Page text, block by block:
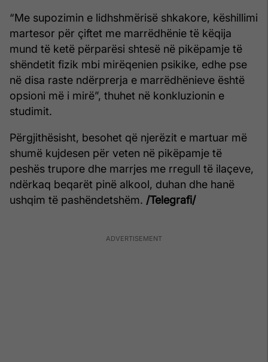
“Me supozimin e lidhshmërisë shkakore, këshillimi
martesor për çiftet me marrëdhënie të këqija
mund të ketë përparësi shtesë në pikëpamje të
shëndetit fizik mbi mirëqenien psikike, edhe pse
në disa raste ndërprerja e marrëdhënieve është
opsioni më i mirë”, thuhet në konkluzionin e
studimit.
Përgjithësisht, besohet që njerëzit e martuar më
shumë kujdesen për veten në pikëpamje të
peshës trupore dhe marrjes me rregull të ilaçeve,
ndërkaq beqarët pinë alkool, duhan dhe hanë
ushqim të pashëndetshëm. /Telegrafi/